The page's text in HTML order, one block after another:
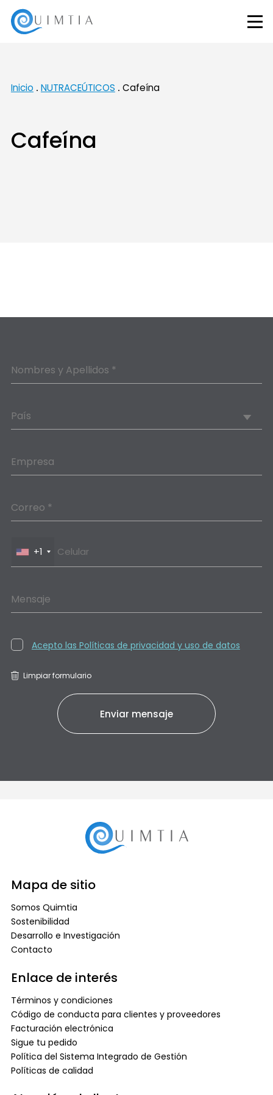
Inicio NUTRACEÚTICOS Cafeína
Cafeína
Nombres y Apellidos *
País
Empresa
Correo *
+1
Mensaje
Acepto las Políticas de privacidad y uso de datos
Limpiar formulario
Mapa de sitio
Somos Quimtia
Sostenibilidad
Desarrollo e Investigación
Contacto
Enlace de interés
Términos y condiciones
Código de conducta para clientes y proveedores
Facturación electrónica
Sigue tu pedido
Política del Sistema Integrado de Gestión
Políticas de calidad